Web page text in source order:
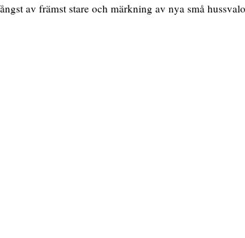
av främst stare och märkning av nya små